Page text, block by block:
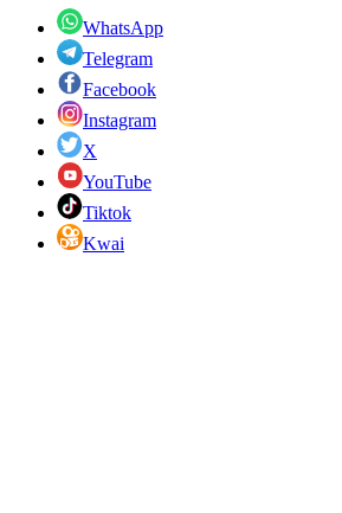
WhatsApp
Telegram
Facebook
Instagram
X
YouTube
Tiktok
Kwai